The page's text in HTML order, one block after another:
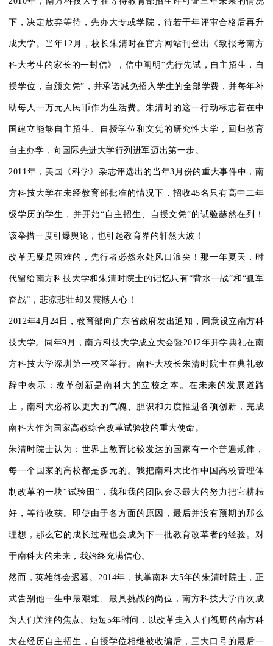
下，决定放弃等待，先办大专或学院，待若干年评审合格后再升
成大学。当年12月，校长朱清时在官方网站刊登出《致报考南方
科大考生的家长的一封信》，信中阐明“先行先试，自主招生，自
授学位，自颁文凭”，并承诺减免招入学生的全部学费，并每年补
助每人一万元人民币作为生活费。朱清时的这一行动标志着在中
国建立能够自主招生、自授学位和文凭的研究性大学，回归教育
自主办学，向国际先进大学行列进军迈出第一步。
2011年，美国《科学》杂志评选出的当年3月份的重大事件中，南
方科技大学在未经教育部批准的情况下，招收45名只有高中二年
级学历的学生，并开始“自主招生、自授文凭”的试验赫然在列！
该举措一度引爆舆论，也引起教育界的轩然大波！
改革无疑是困难的，先行者必然永处风口浪尖！那一年夏天，时
代留给南方科技大学和朱清时院士的记忆只有“背水一战”和“孤军
奋战”，悲凉悲壮却又震撼人心！
2012年4月24日，教育部向广东省政府发出通知，同意设立南方科
技大学。同年9月，南方科技大学成立大会暨2012年开学典礼在南
方科技大学深圳第一校区举行。南科大校长朱清时院士在典礼致
辞中表示：改革创新是南科大的立校之本。在未来的发展道路
上，南科大必将以更大的气魄、胆识和力度推进各项创新，完成
南科大作为国家高教综合改革试验校的重大使命。
朱清时院士认为：世界上教育比较发达的国家有一个普遍规律，
每一个国家的高校都是多元的。我把南科大比作中国高校管理体
制改革的一块“试验田”，我和我的团队会尽最大的努力把它耕耘
好，等待收获。即使由于各方面的原因，最后并没有预期的那么
理想，那么它的成长过程也会成为下一批教育改革者的经验。对
于南科大的未来，我始终充满信心。
然而，英雄终会迟暮。2014年，执掌南科大5年的朱清时院士，正
式告别他一生中最艰难、最具挑战的岗位，南方科技大学再次成
为人们关注的焦点。短短5年时间，以改革走入人们视野的南方科
大在经历自主招生，自授学位相继被收编后，三大口号的最后一